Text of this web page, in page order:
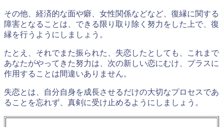
その他、経済的な面や癖、女性関係などなど、復縁に関する
障害となることは、できる限り取り除く努力をした上で、復
縁を行うようにしましょう。
たとえ、それでまた振られた、失恋したとしても、これまで
あなたがやってきた努力は、次の新しい恋にむけ、プラスに
作用することは間違いありません。
失恋とは、自分自身を成長させるだけの大切なプロセスであ
ることを忘れず、真剣に受け止めるようにしましょう。